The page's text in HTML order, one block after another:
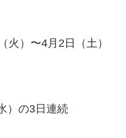
火）〜4月2日（土）
）の3日連続